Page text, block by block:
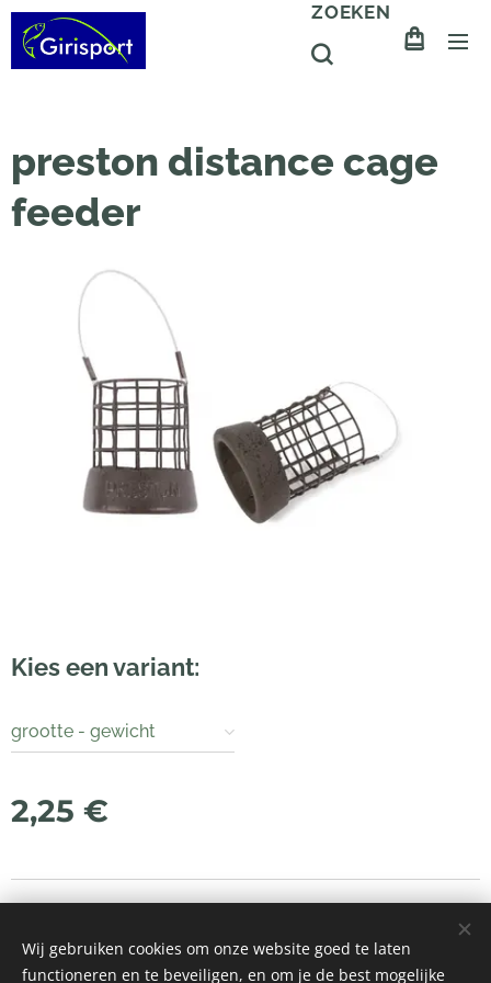
ZOEKEN
preston distance cage
feeder
Kies een variant:
grootte - gewicht
2,25 €
Webnode
Wij gebruiken cookies om onze website goed te laten
functioneren en te beveiligen, en om je de best mogelijke